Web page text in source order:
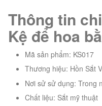
Thông tin
Kệ để hoa
Mã sản phẩm: KS017
Thương hiệu: Hồn Sắt
Nơi sử sử dụng: Trong
Chất liệu: Sắt mỹ thuật